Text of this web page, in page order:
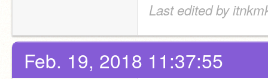
Last edited by
Feb. 19, 2018 11:37:55